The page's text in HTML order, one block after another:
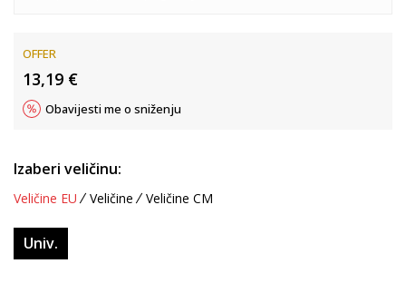
OFFER
13,19 €
Obavijesti me o sniženju
Izaberi veličinu:
Veličine EU Veličine Veličine CM
Univ.